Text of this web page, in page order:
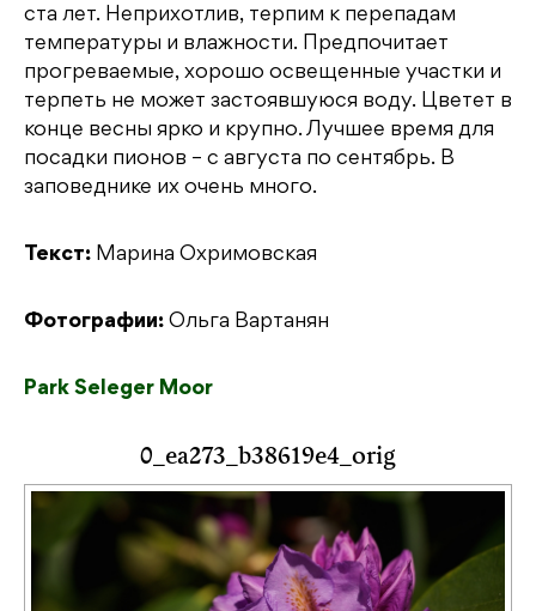
ста лет. Неприхотлив, терпим к перепадам
температуры и влажности. Предпочитает
прогреваемые, хорошо освещенные участки и
терпеть не может застоявшуюся воду. Цветет в
конце весны ярко и крупно. Лучшее время для
посадки пионов – с августа по сентябрь. В
заповеднике их очень много.
Текст: Марина Охримовская
Фотографии: Ольга Вартанян
Park Seleger Moor
0_ea273_b38619e4_orig